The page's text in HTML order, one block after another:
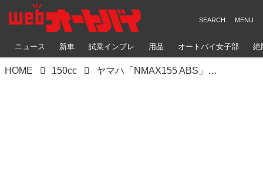
ニュース 新車 試乗インプレ 用品 オートバイ女子部 絶
HOME 150cc ヤマハ「NMAX155 ABS」【1分で読める 2021年に新車で購入可能なバイク紹介】